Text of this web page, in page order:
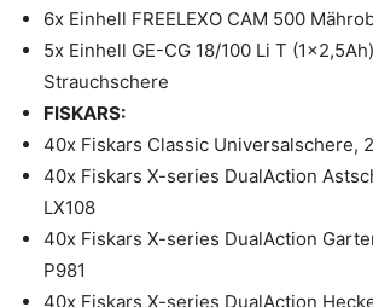
6x Einhell FREELEXO CAM 500
5x Einhell GE-CG 18/100 Li T
Strauchschere
FISKARS:
40x Fiskars Classic Universalschere,
40x Fiskars X-series DualAction
LX108
40x Fiskars X-series DualAction
P981
40x Fiskars X-series DualAction